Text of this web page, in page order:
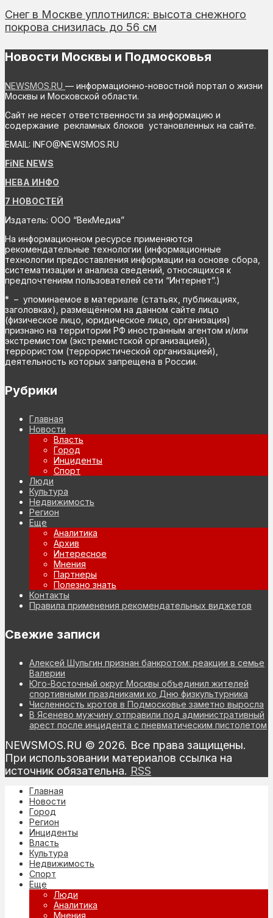
Снег в Москве уплотнился: высота снежного
покрова снизилась до 56 см
Новости Москвы и Подмосковья
NEWSMOS.RU — информационно-новостной портал о жизни
Москвы и Московской области.
Сайт не несет ответственности за информацию и
содержание рекламных блоков установленных на сайте.
EMAIL: INFO@NEWSMOS.RU
FiNE NEWS
НЕВА ИНФО
7 НОВОСТЕЙ
Издатель: ООО “ВекМедиа”
На информационном ресурсе применяются
рекомендательные технологии (информационные
технологии предоставления информации на основе сбора,
систематизации и анализа сведений, относящихся к
предпочтениям пользователей сети “Интернет”.)
* – упоминаемое в материале (статьях, публикациях,
заголовках), размещённом на данном сайте лицо
(физическое лицо, юридическое лицо, организация)
признано на территории РФ иностранным агентом и/или
экстремистом (экстремистской организацией),
террористом (террористической организацией),
деятельность которых запрещена в России.
Рубрики
Главная
Новости
Власть
Город
Инциденты
Спорт
Люди
Культура
Недвижимость
Регион
Еще
Аналитика
Архив
Интересное
Мнения
Партнеры
Полезно знать
Контакты
Правила применения рекомендательных виджетов
Свежие записи
Алексей Шульгин признан банкротом: реакции в семье
Валерии
Юго-Восточный округ Москвы объединил жителей
спортивными праздниками ко Дню физкультурника
Численность кротов в Подмосковье заметно выросла
В Ясенево мужчину отправили под административный
арест после инцидента с пневматическим пистолетом
NEWSMOS.RU © 2026. Все права защищены.
При использовании материалов ссылка на
источник обязательна. RSS
Главная
Новости
Город
Регион
Инциденты
Власть
Культура
Недвижимость
Спорт
Еще
Люди
Аналитика
Мнения